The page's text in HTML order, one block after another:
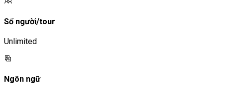
Số người/tour
Unlimited
Ngôn ngữ